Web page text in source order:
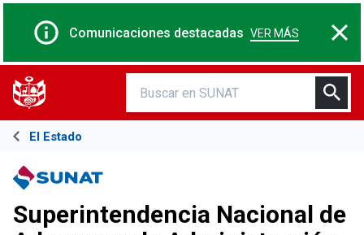
Comunicaciones destacadas VER MÁS
El Estado
Superintendencia Nacional de